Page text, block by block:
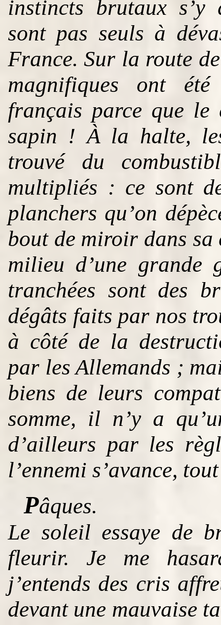
instincts brutaux s’y
sont pas seuls à
France. Sur la route
magnifiques ont
français parce que
sapin ! À la halte,
trouvé du
multipliés : ce sont
planchers qu’on
bout de miroir dans sa
milieu d’une
tranchées sont des
dégâts faits par nos
à côté de la
par les Allemands ;
biens de leurs
somme, il n’y a
d’ailleurs par les
l’ennemi s’avance,
Pâques.
Le soleil essaye de
fleurir. Je me
j’entends des cris
devant une mauvaise